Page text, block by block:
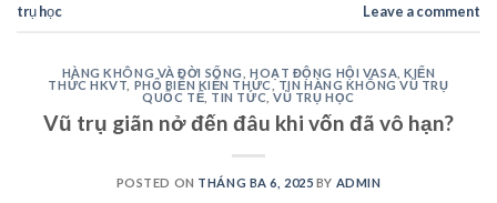
trụ học
Leave a comment
HÀNG KHÔNG VÀ ĐỜI SỐNG HOẠT ĐỘNG HỘI VASA ,KIẾN
THỨC HKVT PHỔ BIẾN KIẾN THỨC , TIN HÀNG KHÔNG VŨ TRỤ
QUỐC TẾ TIN TỨC ,VŨ TRỤ HỌC
Vũ trụ giãn nở đến đâu khi vốn đã vô hạn?
POSTED ON THÁNG BA 6, 2025 BY ADMIN